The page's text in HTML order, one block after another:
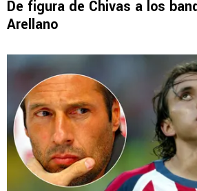
De figura de Chivas a los
Arellano